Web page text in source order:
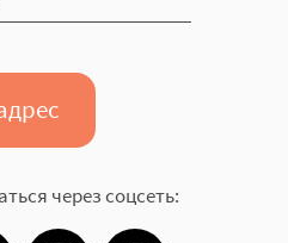
через соцсеть: